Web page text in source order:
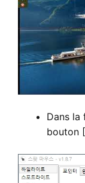
Dans la
bouton